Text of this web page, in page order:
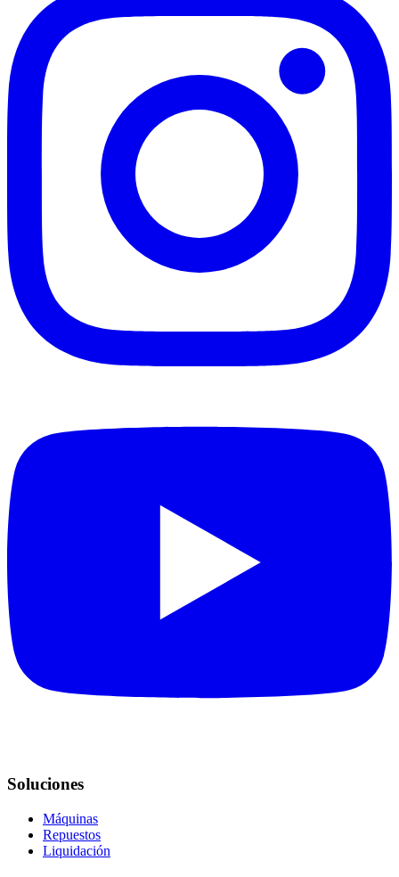
Soluciones
Máquinas
Repuestos
Liquidación